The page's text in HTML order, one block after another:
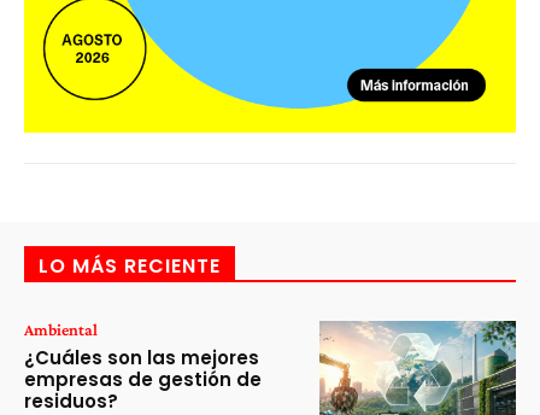
LO MÁS RECIENTE
Ambiental
¿Cuáles son las mejores
empresas de gestión de
residuos?